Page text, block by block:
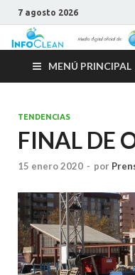
7 agosto 2026
MENÚ PRINCIPAL
TENDENCIAS
FINAL DE
15 enero 2020 - por